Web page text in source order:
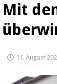
Mit
11. August